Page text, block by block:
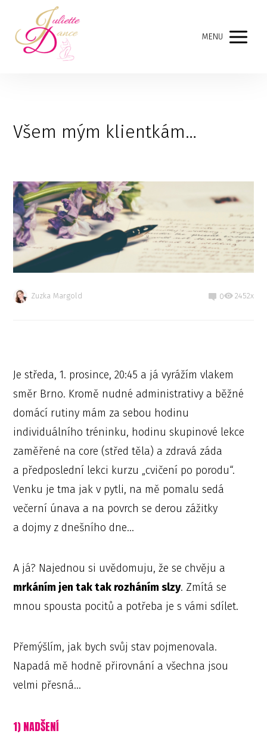
MENU
Všem mým klientkám…
Zuzka Margold 0 2452x
Je středa, 1. prosince, 20:45 a já vyrážím vlakem
směr Brno. Kromě nudné administrativy a běžné
domácí rutiny mám za sebou hodinu
individuálního tréninku, hodinu skupinové lekce
zaměřené na core (střed těla) a zdravá záda
a předposlední lekci kurzu „cvičení po porodu“.
Venku je tma jak v pytli, na mě pomalu sedá
večerní únava a na povrch se derou zážitky
a dojmy z dnešního dne…
A já? Najednou si uvědomuju, že se chvěju a
mrkáním jen tak tak rozháním slzy. Zmítá se
mnou spousta pocitů a potřeba je s vámi sdílet.
Přemýšlím, jak bych svůj stav pojmenovala.
Napadá mě hodně přirovnání a všechna jsou
velmi přesná…
1) NADŠENÍ